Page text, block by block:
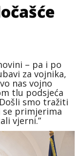
– pa i po
za vojnika,
nas vojno
tlu podsjeća
smo tražiti
se primjerima
vjerni.”